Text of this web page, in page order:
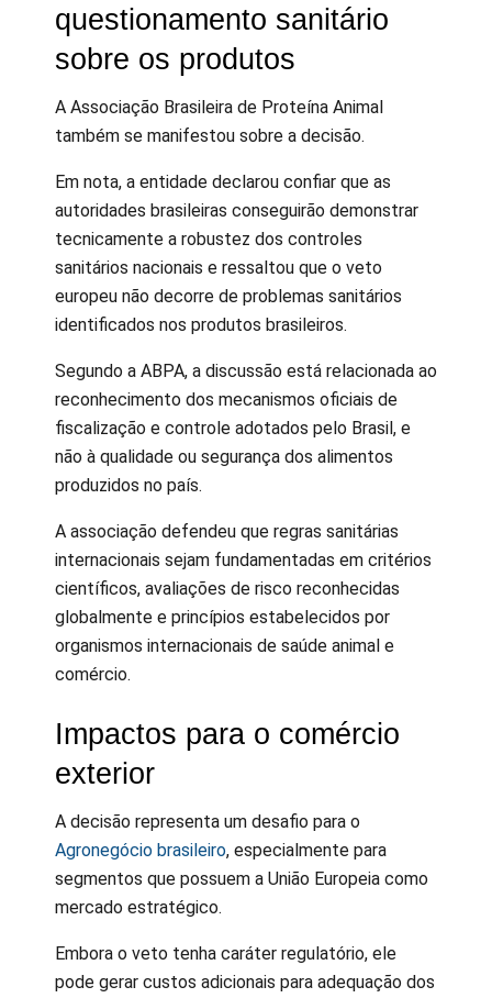
questionamento sanitário
sobre os produtos
A Associação Brasileira de Proteína Animal
também se manifestou sobre a decisão.
Em nota, a entidade declarou confiar que as
autoridades brasileiras conseguirão demonstrar
tecnicamente a robustez dos controles
sanitários nacionais e ressaltou que o veto
europeu não decorre de problemas sanitários
identificados nos produtos brasileiros.
Segundo a ABPA, a discussão está relacionada ao
reconhecimento dos mecanismos oficiais de
fiscalização e controle adotados pelo Brasil, e
não à qualidade ou segurança dos alimentos
produzidos no país.
A associação defendeu que regras sanitárias
internacionais sejam fundamentadas em critérios
científicos, avaliações de risco reconhecidas
globalmente e princípios estabelecidos por
organismos internacionais de saúde animal e
comércio.
Impactos para o comércio
exterior
A decisão representa um desafio para o
Agronegócio brasileiro, especialmente para
segmentos que possuem a União Europeia como
mercado estratégico.
Embora o veto tenha caráter regulatório, ele
pode gerar custos adicionais para adequação dos